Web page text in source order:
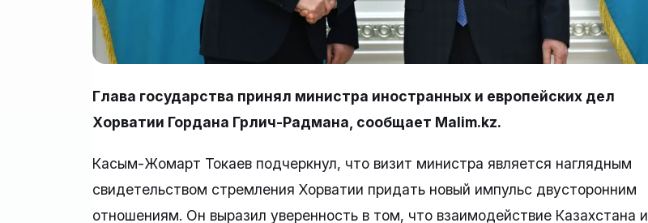
Глава государства принял министра иностранных и европейских дел
Хорватии Гордана Грлич-Радмана, сообщает Malim.kz.
Касым-Жомарт Токаев подчеркнул, что визит министра является наглядным
свидетельством стремления Хорватии придать новый импульс двусторонним
отношениям. Он выразил уверенность в том, что взаимодействие Казахстана и